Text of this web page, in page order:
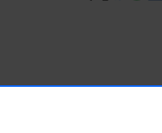
した。
と飲料を